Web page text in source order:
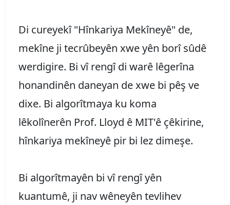
Di cureyekî "Hînkariya Mekîneyê" de,
mekîne ji tecrûbeyên xwe yên borî sûdê
werdigire. Bi vî rengî di warê lêgerîna
honandinên daneyan de xwe bi pêş ve
dixe. Bi algorîtmaya ku koma
lêkolînerên Prof. Lloyd ê MIT'ê çêkirine,
hînkariya mekîneyê pir bi lez dimeşe.
Bi algorîtmayên bi vî rengî yên
kuantumê, ji nav wêneyên tevlihev